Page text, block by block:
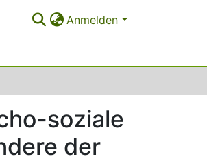
Anmelden
soziale
der